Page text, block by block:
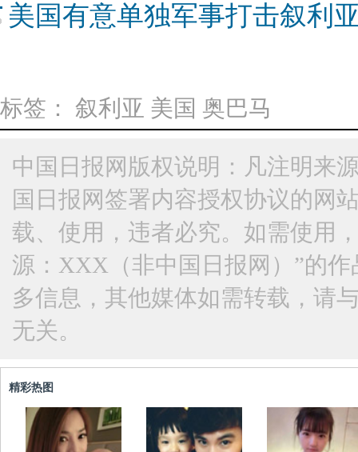
美国有意单独军事打击叙利
标签： 叙利亚 美国 奥巴马
中国日报网版权说明：凡注明来
国日报网签署内容授权协议的网
载、使用，违者必究。如需使用
源：XXX（非中国日报网）”的
多信息，其他媒体如需转载，请
无关。
精彩热图